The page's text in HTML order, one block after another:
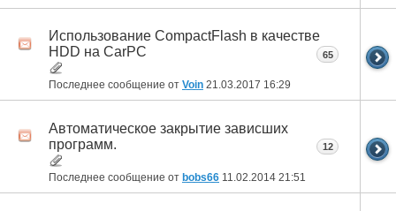
Использование CompactFlash в качестве
HDD на CarPC
Последнее сообщение от Voin 21.03.2017 16:29
65
Автоматическое закрытие зависших
программ.
Последнее сообщение от bobs66 11.02.2014 21:51
12